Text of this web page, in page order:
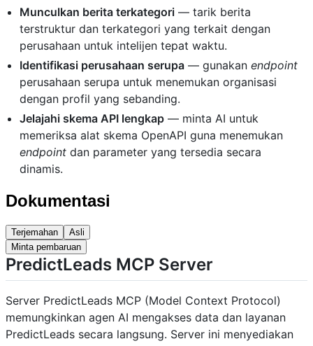
Munculkan berita terkategori — tarik berita
terstruktur dan terkategori yang terkait dengan
perusahaan untuk intelijen tepat waktu.
Identifikasi perusahaan serupa — gunakan endpoint
perusahaan serupa untuk menemukan organisasi
dengan profil yang sebanding.
Jelajahi skema API lengkap — minta AI untuk
memeriksa alat skema OpenAPI guna menemukan
endpoint dan parameter yang tersedia secara
dinamis.
Dokumentasi
Terjemahan
Asli
Minta pembaruan
PredictLeads MCP Server
Server PredictLeads MCP (Model Context Protocol)
memungkinkan agen AI mengakses data dan layanan
PredictLeads secara langsung. Server ini menyediakan